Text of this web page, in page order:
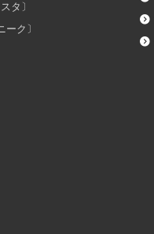
タ〕
ーク〕